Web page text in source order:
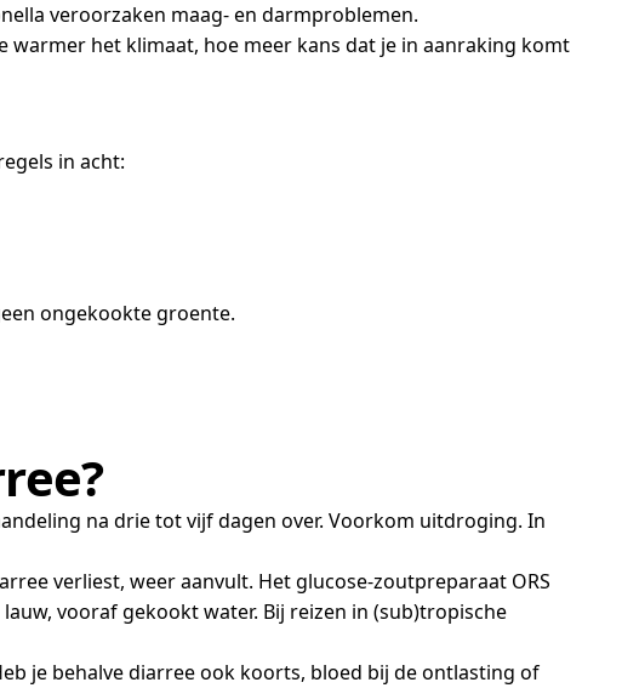
veroorzaken maag- en darmproblemen.
warmer het klimaat, hoe meer kans dat je in aanraking komt
in acht:
ongekookte groente.
na drie tot vijf dagen over. Voorkom uitdroging. In
verliest, weer aanvult. Het glucose-zoutpreparaat ORS
vooraf gekookt water. Bij reizen in (sub)tropische
je behalve diarree ook koorts, bloed bij de ontlasting of